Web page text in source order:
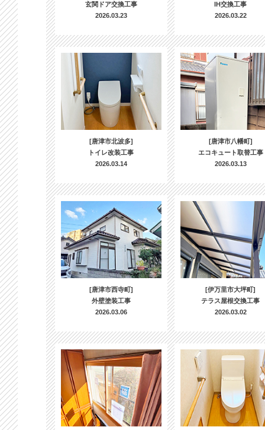
玄関ドア交換工事
2026.03.23
IH交換工事
2026.03.22
[唐津市北波多]
トイレ改装工事
2026.03.14
[唐津市八幡町]
エコキュート取替工事
2026.03.13
[唐津市西寺町]
外壁塗装工事
2026.03.06
[伊万里市大坪町]
テラス屋根交換工事
2026.03.02